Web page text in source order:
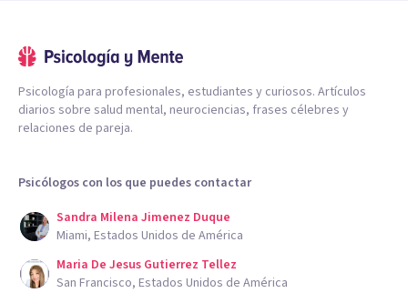
Psicología para profesionales, estudiantes y curiosos. Artículos
diarios sobre salud mental, neurociencias, frases célebres y
relaciones de pareja.
Psicólogos con los que puedes contactar
Sandra Milena Jimenez Duque
Miami, Estados Unidos de América
Maria De Jesus Gutierrez Tellez
San Francisco, Estados Unidos de América